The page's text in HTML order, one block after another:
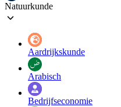
Natuurkunde
Aardrijkskunde
Arabisch
Bedrijfseconomie